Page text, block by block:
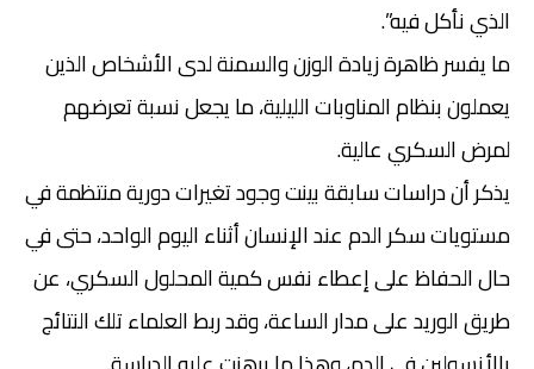
الذي نأكل فيه”.
ما يفسر ظاهرة زيادة الوزن والسمنة لدى الأشخاص الذين
يعملون بنظام المناوبات الليلية، ما يجعل نسبة تعرضهم
لمرض السكري عالية.
يذكر أن دراسات سابقة بينت وجود تغيرات دورية منتظمة في
مستويات سكر الدم عند الإنسان أثناء اليوم الواحد، حتى في
حال الحفاظ على إعطاء نفس كمية المحلول السكري، عن
طريق الوريد على مدار الساعة، وقد ربط العلماء تلك النتائج